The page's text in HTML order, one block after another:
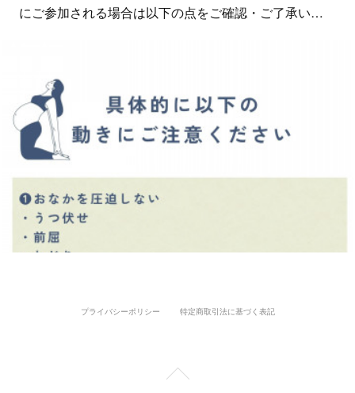
にご参加される場合は以下の点をご確認・ご了承い…
プライバシーポリシー 特定商取引法に基づく表記